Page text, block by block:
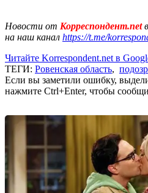
Новости от Корреспондент.net
на наш канал https://t.me/
Читайте Korrespondent.net в
ТЕГИ: Ровенская область,
Если вы заметили ошибку,
нажмите Ctrl+Enter, чтобы